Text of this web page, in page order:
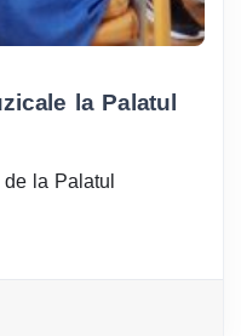
la Palatul
la Palatul